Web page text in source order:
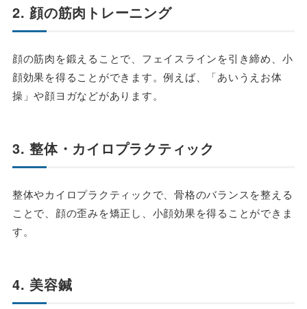
2. 顔の筋肉トレーニング
顔の筋肉を鍛えることで、フェイスラインを引き締め、小
顔効果を得ることができます。例えば、「あいうえお体
操」や顔ヨガなどがあります。
3. 整体・カイロプラクティック
整体やカイロプラクティックで、骨格のバランスを整える
ことで、顔の歪みを矯正し、小顔効果を得ることができま
す。
4. 美容鍼